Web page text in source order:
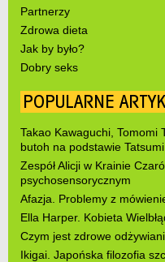
Partnerzy
Zdrowa dieta
Jak by było?
Dobry seks
POPULARNE
Takao Kawaguchi, Tomomi
butoh na podstawie
Zespół Alicji w Krainie
psychosensorycznym
Afazja. Problemy z
Ella Harper. Kobieta
Czym jest zdrowe
Ikigai. Japońska filozofia